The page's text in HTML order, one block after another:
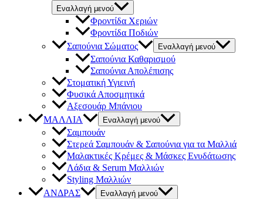
Εναλλαγή μενού
Φροντίδα Χεριών
Φροντίδα Ποδιών
Σαπούνια Σώματος
Εναλλαγή μενού
Σαπούνια Καθαρισμού
Σαπούνια Απολέπισης
Στοματική Υγιεινή
Φυσικά Αποσμητικά
Αξεσουάρ Μπάνιου
ΜΑΛΛΙΑ
Εναλλαγή μενού
Σαμπουάν
Στερεά Σαμπουάν & Σαπούνια για τα Μαλλιά
Μαλακτικές Κρέμες & Μάσκες Ενυδάτωσης
Λάδια & Serum Μαλλιών
Styling Μαλλιών
ΑΝΔΡΑΣ
Εναλλαγή μενού